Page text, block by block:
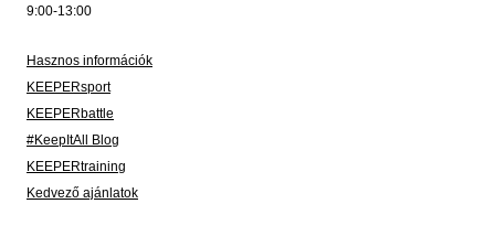
9:00-13:00
Hasznos információk
KEEPERsport
KEEPERbattle
#KeepItAll Blog
KEEPERtraining
Kedvező ajánlatok